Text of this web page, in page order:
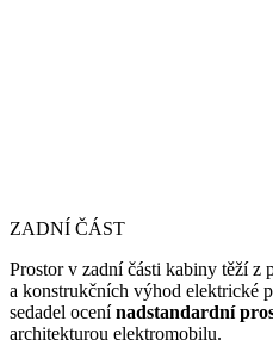
ZADNÍ ČÁST
Prostor v zadní části kabiny těží z
a konstrukčních výhod elektrické
sedadel ocenínadstandardní
architekturou elektromobilu.